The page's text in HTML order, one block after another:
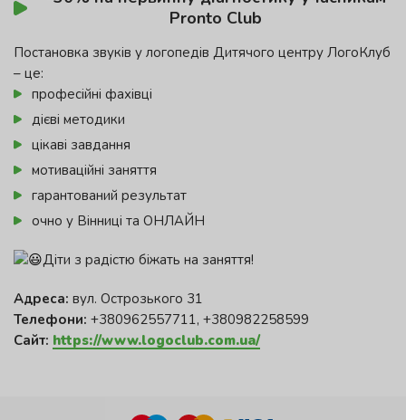
Pronto Club
Постановка звуків у логопедів Дитячого центру ЛогоКлуб
– це:
професійні фахівці
дієві методики
цікаві завдання
мотиваційні заняття
гарантований результат
очно у Вінниці та ОНЛАЙН
Діти з радістю біжать на заняття!
Адреса: вул. Острозького 31
Телефони: +380962557711, +380982258599
Сайт: https://www.logoclub.com.ua/